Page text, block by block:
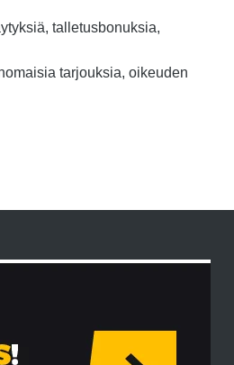
talletusbonuksia,
tarjouksia, oikeuden